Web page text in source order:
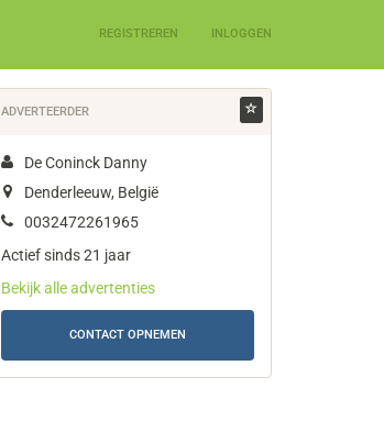
REGISTREREN INLOGGEN
ADVERTEERDER
De Coninck Danny
Denderleeuw, België
0032472261965
Actief sinds 21 jaar
Bekijk alle advertenties
CONTACT OPNEMEN